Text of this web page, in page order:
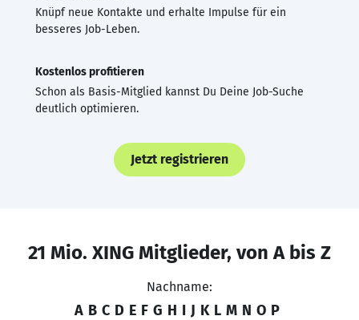
Knüpf neue Kontakte und erhalte Impulse für ein
besseres Job-Leben.
Kostenlos profitieren
Schon als Basis-Mitglied kannst Du Deine Job-Suche
deutlich optimieren.
Jetzt registrieren
21 Mio. XING Mitglieder, von A bis Z
Nachname:
A B C D E F G H I J K L M N O P